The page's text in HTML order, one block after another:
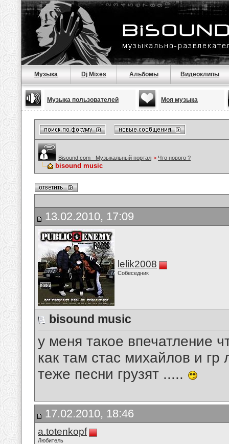
Музыка Dj Mixes Альбомы Видеоклипы
Музыка пользователей Моя музыка
Bisound.com - Музыкальный портал > Что нового ?
bisound music
13.02.2010, 17:09
lelik2008
Собеседник
bisound music
у меня такое впечатление
как там стас михайлов и
теже песни грузят .....
17.02.2010, 18:46
a.totenkopf
Любитель